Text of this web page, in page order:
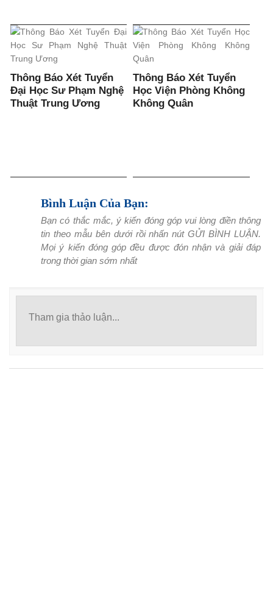
Thông Báo Xét Tuyển
Đại Học Sư Phạm Nghệ
Thuật Trung Ương
Thông Báo Xét Tuyển
Học Viện Phòng Không
Không Quân
Bình Luận Của Bạn:
Bạn có thắc mắc, ý kiến đóng góp vui lòng điền thông
tin theo mẫu bên dưới rồi nhấn nút GỬI BÌNH LUẬN.
Mọi ý kiến đóng góp đều được đón nhận và giải đáp
trong thời gian sớm nhất